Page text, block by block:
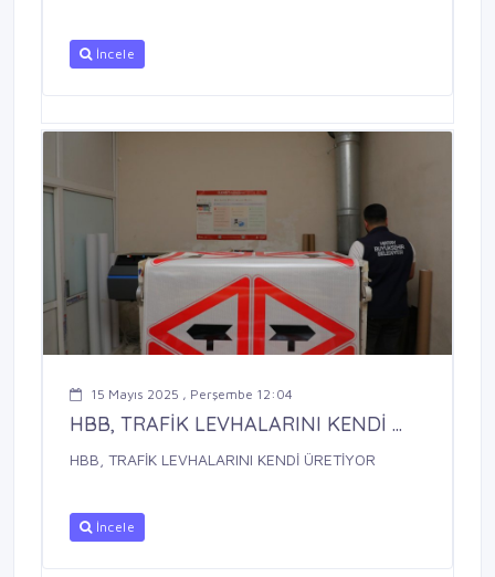
İncele
15 Mayıs 2025 , Perşembe 12:04
HBB, TRAFİK LEVHALARINI KENDİ ...
HBB, TRAFİK LEVHALARINI KENDİ ÜRETİYOR
İncele